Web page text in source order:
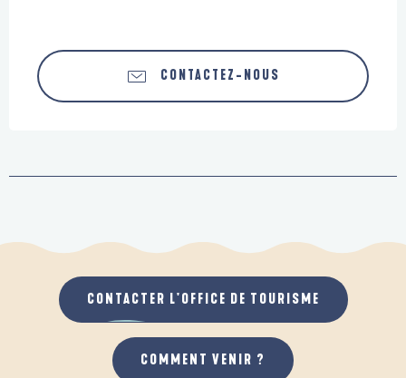
CONTACTEZ-NOUS
CONTACTER L'OFFICE DE TOURISME
COMMENT VENIR ?